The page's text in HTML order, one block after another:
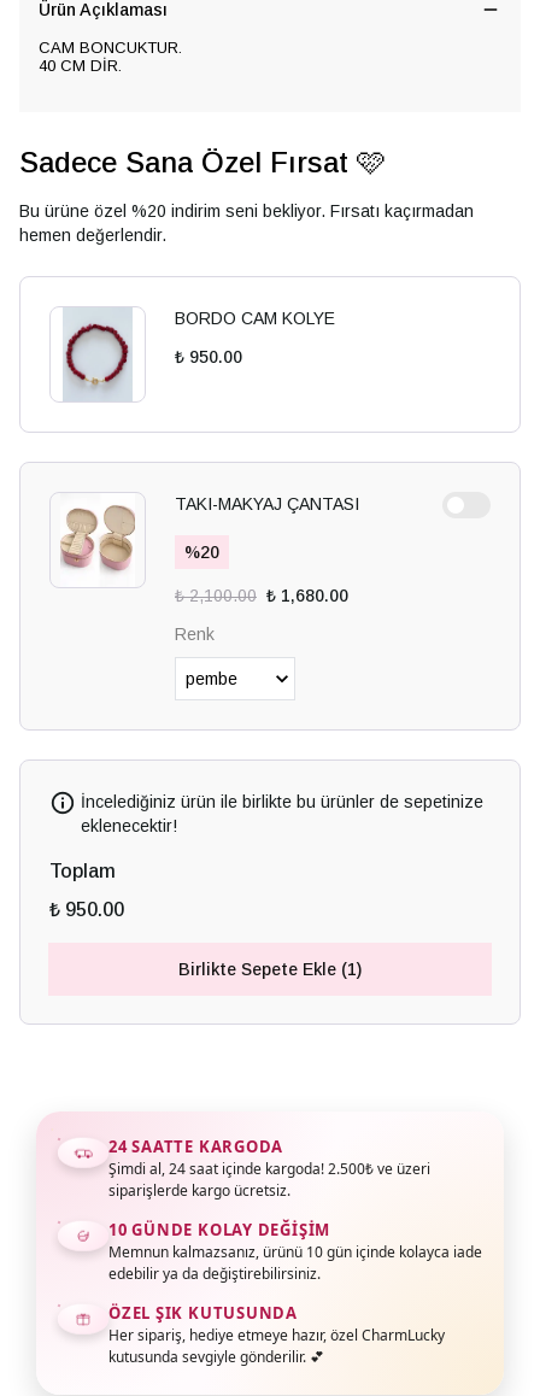
Ürün Açıklaması
CAM BONCUKTUR.
40 CM DİR.
Sadece Sana Özel Fırsat 🩷
Bu ürüne özel %20 indirim seni bekliyor. Fırsatı kaçırmadan
hemen değerlendir.
BORDO CAM KOLYE
₺ 950.00
TAKI-MAKYAJ ÇANTASI
%20
₺ 2,100.00 ₺ 1,680.00
Renk
İncelediğiniz ürün ile birlikte bu ürünler de sepetinize
eklenecektir!
Toplam
₺ 950.00
Birlikte Sepete Ekle (1)
24 SAATTE KARGODA
Şimdi al, 24 saat içinde kargoda! 2.500₺ ve üzeri
siparişlerde kargo ücretsiz.
10 GÜNDE KOLAY DEĞIŞIM
Memnun kalmazsanız, ürünü 10 gün içinde kolayca iade
edebilir ya da değiştirebilirsiniz.
ÖZEL ŞIK KUTUSUNDA
Her sipariş, hediye etmeye hazır, özel CharmLucky
kutusunda sevgiyle gönderilir. 💕